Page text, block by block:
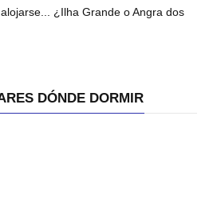
¿Ilha Grande o Angra dos
DÓNDE DORMIR